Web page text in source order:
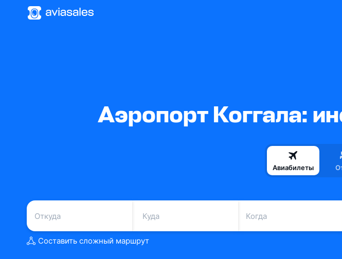
Аэропорт Коггала:
Авиабилеты
Когда
Составить сложный маршрут